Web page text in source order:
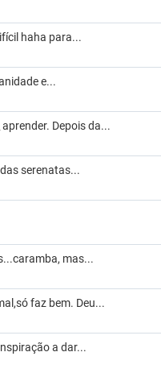
haha para...
e...
Depois da...
serenatas...
mas...
faz bem. Deu...
a dar...